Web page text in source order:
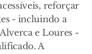
reforçar
- incluindo a
e Loures -
A